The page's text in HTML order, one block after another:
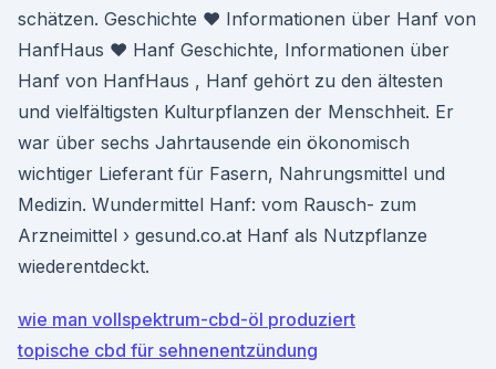
schätzen. Geschichte ♥ Informationen über Hanf von
HanfHaus ♥ Hanf Geschichte, Informationen über
Hanf von HanfHaus , Hanf gehört zu den ältesten
und vielfältigsten Kulturpflanzen der Menschheit. Er
war über sechs Jahrtausende ein ökonomisch
wichtiger Lieferant für Fasern, Nahrungsmittel und
Medizin. Wundermittel Hanf: vom Rausch- zum
Arzneimittel › gesund.co.at Hanf als Nutzpflanze
wiederentdeckt.
wie man vollspektrum-cbd-öl produziert
topische cbd für sehnenentzündung